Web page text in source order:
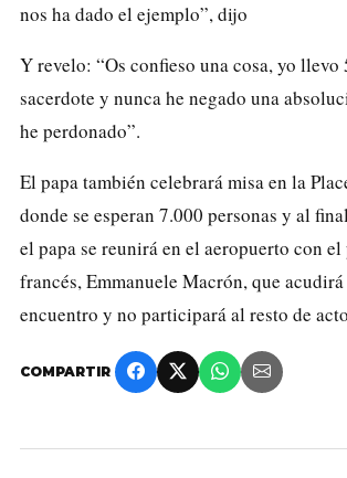
nos ha dado el ejemplo”, dijo
Y revelo: “Os confieso una cosa, yo llevo
sacerdote y nunca he negado una
he perdonado”.
El papa también celebrará misa en la
donde se esperan 7.000 personas y al
el papa se reunirá en el aeropuerto con el
francés, Emmanuele Macrón, que
encuentro y no participará al resto de
COMPARTIR